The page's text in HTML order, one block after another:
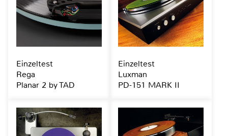
Einzeltest
Rega
Planar 2 by TAD
Einzeltest
Luxman
PD-151 MARK II